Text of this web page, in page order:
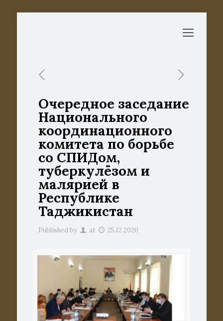
Очередное заседание
Национального
координационного
комитета по борьбе
со СПИДом,
туберкулёзом и
малярией в
Республике
Таджикистан
Published by at 25.12.2020